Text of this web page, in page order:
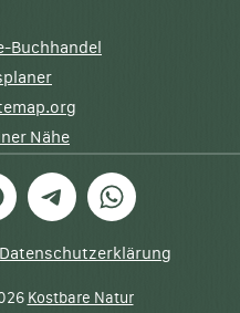
Buchhandel
Nähe
TelegramWhatsApp
Datenschutzerklärung
Kostbare Natur